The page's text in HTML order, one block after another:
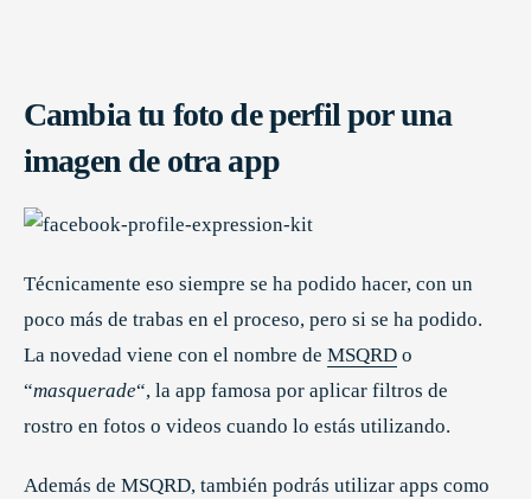
Cambia tu foto de perfil por una
imagen de otra app
Técnicamente eso siempre se ha podido hacer, con un
poco más de trabas en el proceso, pero si se ha podido.
La novedad viene con el nombre de MSQRD o
“masquerade“, la app famosa por aplicar filtros de
rostro en fotos o videos cuando lo estás utilizando.
Además de MSQRD, también podrás utilizar apps como